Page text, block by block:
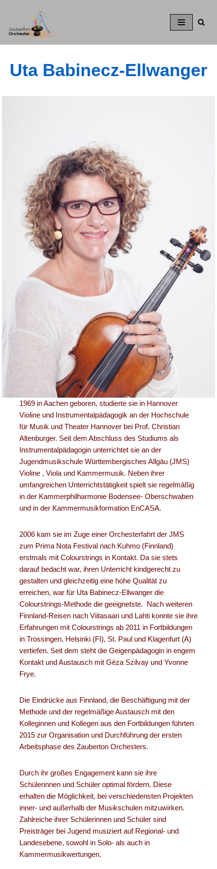
Zum
Inhalt
Uta Babinecz-Ellwanger
1969 in Aachen geboren, studierte sie in Hannover
Violine und Instrumentalpädagogik an der Hochschule
für Musik und Theater Hannover bei Prof. Christian
Altenburger. Seit dem Abschluss des Studiums als
Instrumentalpädagogin unterrichtet sie an der
Jugendmusikschule Württembergisches Allgäu (JMS)
Violine , Viola und Kammermusik. Neben ihrer
umfangreichen Unterrichtstätigkeit spielt sie regelmäßig
in der Kammerphilharmonie Bodensee- Oberschwaben
und in der Kammermusikformation EnCASA.
2006 kam sie im Zuge einer Orchesterfahrt der JMS
zum Prima Nota Festival nach Kuhmo (Finnland)
erstmals mit Colourstrings in Kontakt. Da sie stets
darauf bedacht war, ihren Unterricht kindgerecht zu
gestalten und gleichzeitig eine hohe Qualität zu
erreichen, war für Uta Babinecz-Ellwanger die
Colourstrings-Methode die geeignetste. Nach weiteren
Finnland-Reisen nach Viitasaari und Lahti konnte sie ihre
Erfahrungen mit Colourstrings ab 2011 in Fortbildungen
in Trossingen, Helsinki (FI), St. Paul und Klagenfurt (A)
vertiefen. Seit dem steht die Geigenpädagogin in engem
Kontakt und Austausch mit Géza Szilvay und Yvonne
Frye.
Die Eindrücke aus Finnland, die Beschäftigung mit der
Methode und der regelmäßige Austausch mit den
Kolleginnen und Kollegen aus den Fortbildungen führten
2015 zur Organisation und Durchführung der ersten
Arbeitsphase des Zauberton Orchesters.
Durch ihr großes Engagement kann sie ihre
Schülerinnen und Schüler optimal fördern. Diese
erhalten die Möglichkeit, bei verschiedensten Projekten
inner- und außerhalb der Musikschulen mitzuwirken.
Zahlreiche ihrer Schülerinnen und Schüler sind
Preisträger bei Jugend musiziert auf Regional- und
Landesebene, sowohl in Solo- als auch in
Kammermusikwertungen.